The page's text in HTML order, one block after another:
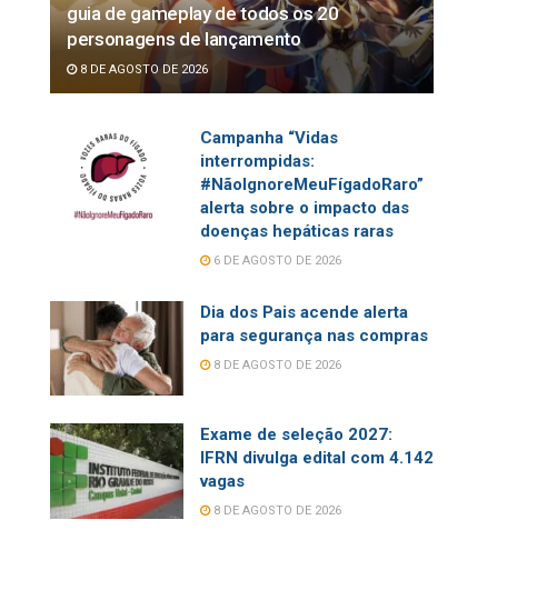
guia de gameplay de todos os 20
personagens de lançamento
8 DE AGOSTO DE 2026
Campanha “Vidas
interrompidas:
#NãoIgnoreMeuFígadoRaro”
alerta sobre o impacto das
doenças hepáticas raras
6 DE AGOSTO DE 2026
Dia dos Pais acende alerta
para segurança nas compras
8 DE AGOSTO DE 2026
Exame de seleção 2027:
IFRN divulga edital com 4.142
vagas
8 DE AGOSTO DE 2026